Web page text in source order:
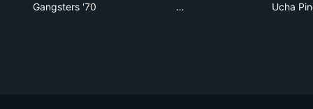
Gangsters '70 … Ucha